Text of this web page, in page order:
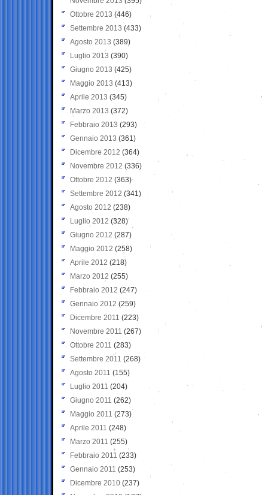
Ottobre 2013 (446)
Settembre 2013 (433)
Agosto 2013 (389)
Luglio 2013 (390)
Giugno 2013 (425)
Maggio 2013 (413)
Aprile 2013 (345)
Marzo 2013 (372)
Febbraio 2013 (293)
Gennaio 2013 (361)
Dicembre 2012 (364)
Novembre 2012 (336)
Ottobre 2012 (363)
Settembre 2012 (341)
Agosto 2012 (238)
Luglio 2012 (328)
Giugno 2012 (287)
Maggio 2012 (258)
Aprile 2012 (218)
Marzo 2012 (255)
Febbraio 2012 (247)
Gennaio 2012 (259)
Dicembre 2011 (223)
Novembre 2011 (267)
Ottobre 2011 (283)
Settembre 2011 (268)
Agosto 2011 (155)
Luglio 2011 (204)
Giugno 2011 (262)
Maggio 2011 (273)
Aprile 2011 (248)
Marzo 2011 (255)
Febbraio 2011 (233)
Gennaio 2011 (253)
Dicembre 2010 (237)